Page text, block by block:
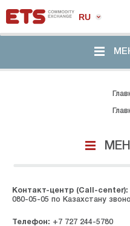
RU
Контакт-центр (Call-center):
080-05-05 по Казахстану
Телефон: +7 727 244-5780